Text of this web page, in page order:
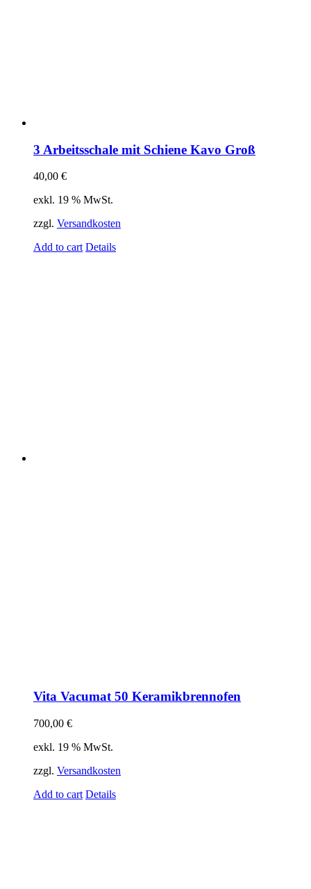
3 Arbeitsschale mit Schiene Kavo Groß
40,00 €
exkl. 19 % MwSt.
zzgl. Versandkosten
Add to cart Details
Vita Vacumat 50 Keramikbrennofen
700,00 €
exkl. 19 % MwSt.
zzgl. Versandkosten
Add to cart Details